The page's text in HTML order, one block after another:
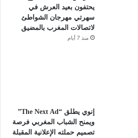
يحتفون بعيد العرش في
سهرتي مهرجان الشواطئ
لاتصالات المغرب بالمضيق
منذ 7 أيام
إنوي يطلق “The Next Ad”
ويمنح الشباب المغربي فرصة
تصميم حملته الإعلانية المقبلة